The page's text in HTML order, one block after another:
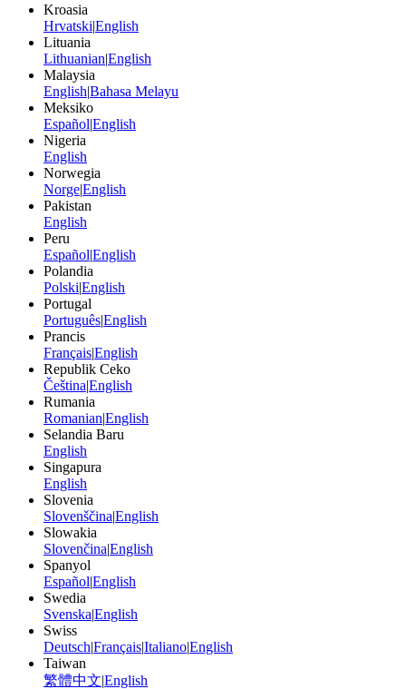
Kroasia
Hrvatski|English
Lituania
Lithuanian|English
Malaysia
English|Bahasa Melayu
Meksiko
Español|English
Nigeria
English
Norwegia
Norge|English
Pakistan
English
Peru
Español|English
Polandia
Polski|English
Portugal
Português|English
Prancis
Français|English
Republik Ceko
Čeština|English
Rumania
Romanian|English
Selandia Baru
English
Singapura
English
Slovenia
Slovenščina|English
Slowakia
Slovenčina|English
Spanyol
Español|English
Swedia
Svenska|English
Swiss
Deutsch|Français|Italiano|English
Taiwan
繁體中文|English